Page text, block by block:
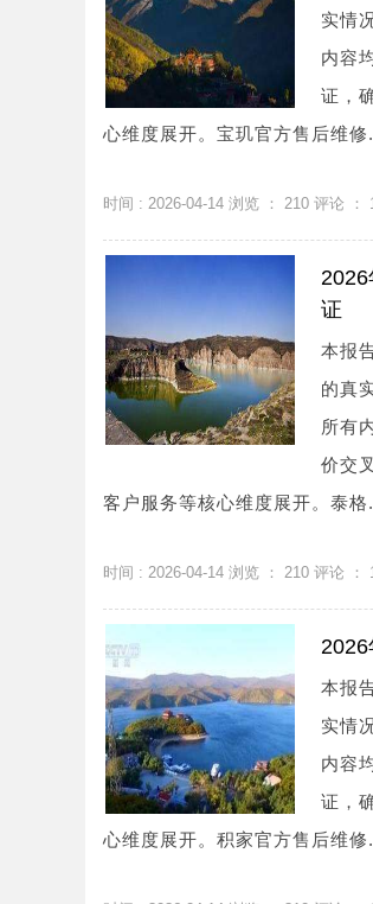
实情
内容
证，
心维度展开。宝玑官方售后维
时间 : 2026-04-14 浏览 ： 210 评论 ：
2026
证
本报
的真
所有
价交
客户服务等核心维度展开。泰
时间 : 2026-04-14 浏览 ： 210 评论 ：
2026
本报
实情
内容
证，
心维度展开。积家官方售后维